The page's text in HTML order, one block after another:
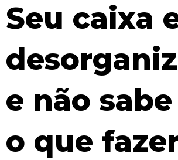
Seu caixa
e não
o que